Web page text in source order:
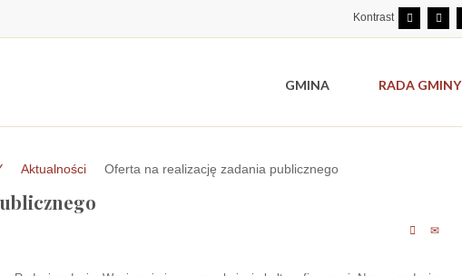
Kontrast
GMINA RADA GMINY
Aktualności Oferta na realizację zadania publicznego